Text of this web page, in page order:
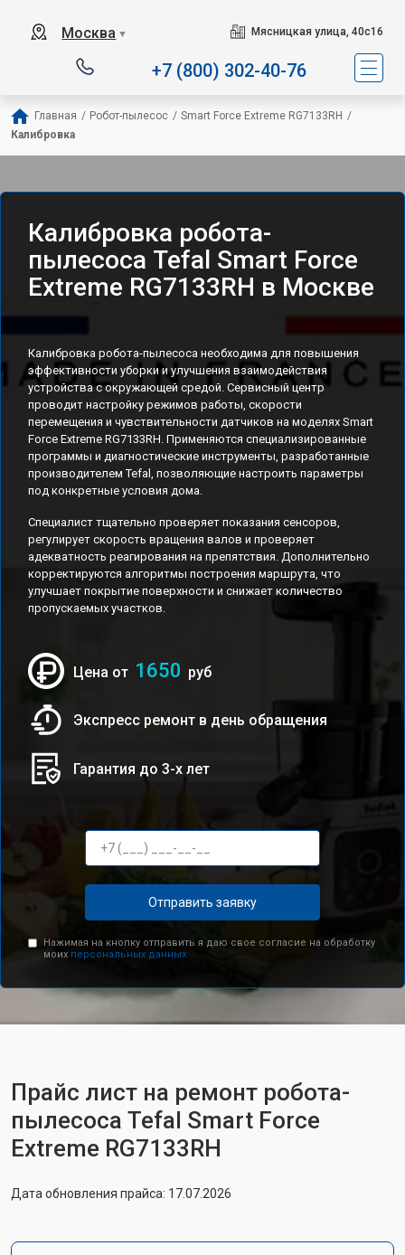
Москва ▼ Мясницкая улица, 40с16
+7 (800) 302-40-76
Главная / Робот-пылесос / Smart Force Extreme RG7133RH /
Калибровка
Калибровка робота-
пылесоса Tefal Smart Force
Extreme RG7133RH в Москве
Калибровка робота-пылесоса необходима для повышения
эффективности уборки и улучшения взаимодействия
устройства с окружающей средой. Сервисный центр
проводит настройку режимов работы, скорости
перемещения и чувствительности датчиков на моделях Smart
Force Extreme RG7133RH. Применяются специализированные
программы и диагностические инструменты, разработанные
производителем Tefal, позволяющие настроить параметры
под конкретные условия дома.
Специалист тщательно проверяет показания сенсоров,
регулирует скорость вращения валов и проверяет
адекватность реагирования на препятствия. Дополнительно
корректируются алгоритмы построения маршрута, что
улучшает покрытие поверхности и снижает количество
пропускаемых участков.
Цена от 1650 руб
Экспресс ремонт в день обращения
Гарантия до 3-х лет
Отправить заявку
Нажимая на кнопку отправить я даю свое согласие на обработку
моих персональных данных.
Прайс лист на ремонт робота-
пылесоса Tefal Smart Force
Extreme RG7133RH
Дата обновления прайса: 17.07.2026